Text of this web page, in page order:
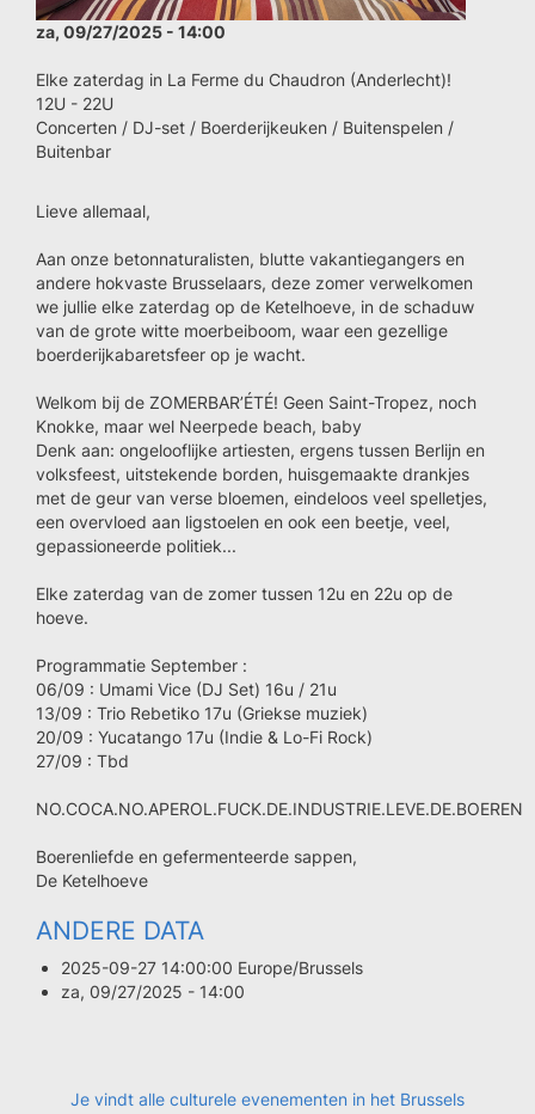
za, 09/27/2025 - 14:00
Elke zaterdag in La Ferme du Chaudron (Anderlecht)!
12U - 22U
Concerten / DJ-set / Boerderijkeuken / Buitenspelen /
Buitenbar
Lieve allemaal,
Aan onze betonnaturalisten, blutte vakantiegangers en
andere hokvaste Brusselaars, deze zomer verwelkomen
we jullie elke zaterdag op de Ketelhoeve, in de schaduw
van de grote witte moerbeiboom, waar een gezellige
boerderijkabaretsfeer op je wacht.
Welkom bij de ZOMERBAR’ÉTÉ! Geen Saint-Tropez, noch
Knokke, maar wel Neerpede beach, baby
Denk aan: ongelooflijke artiesten, ergens tussen Berlijn en
volksfeest, uitstekende borden, huisgemaakte drankjes
met de geur van verse bloemen, eindeloos veel spelletjes,
een overvloed aan ligstoelen en ook een beetje, veel,
gepassioneerde politiek...
Elke zaterdag van de zomer tussen 12u en 22u op de
hoeve.
Programmatie September :
06/09 : Umami Vice (DJ Set) 16u / 21u
13/09 : Trio Rebetiko 17u (Griekse muziek)
20/09 : Yucatango 17u (Indie & Lo-Fi Rock)
27/09 : Tbd
NO.COCA.NO.APEROL.FUCK.DE.INDUSTRIE.LEVE.DE.BOEREN
Boerenliefde en gefermenteerde sappen,
De Ketelhoeve
ANDERE DATA
2025-09-27 14:00:00 Europe/Brussels
za, 09/27/2025 - 14:00
Je vindt alle culturele evenementen in het Brussels